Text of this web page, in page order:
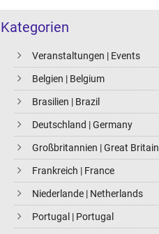
Kategorien
Veranstaltungen | Events
Belgien | Belgium
Brasilien | Brazil
Deutschland | Germany
Großbritannien | Great Britain
Frankreich | France
Niederlande | Netherlands
Portugal | Portugal